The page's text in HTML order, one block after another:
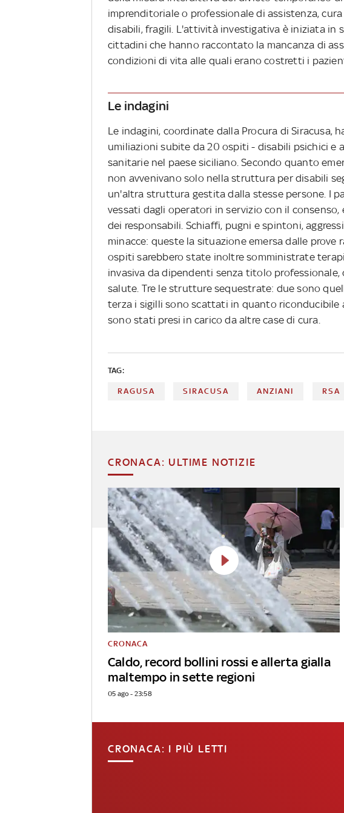
imprenditoriale o professionale di assistenza,
disabili, fragili. L'attività investigativa è iniziata in
cittadini che hanno raccontato la mancanza di
condizioni di vita alle quali erano costretti i
Le indagini
Le indagini, coordinate dalla Procura di Siracusa,
umiliazioni subite da 20 ospiti - disabili psichici e
sanitarie nel paese siciliano. Secondo quanto
non avvenivano solo nella struttura per disabili
un'altra struttura gestita dalla stesse persone. I
vessati dagli operatori in servizio con il
dei responsabili. Schiaffi, pugni e spintoni,
minacce: queste la situazione emersa dalle prove
ospiti sarebbero state inoltre somministrate
invasiva da dipendenti senza titolo
salute. Tre le strutture sequestrate: due sono
terza i sigilli sono scattati in quanto riconducibile
sono stati presi in carico da altre case di cura.
TAG:
RAGUSA SIRACUSA ANZIANI RSA
CRONACA: ULTIME NOTIZIE
Caldo, record bollini rossi e allerta gialla
maltempo in sette regioni
CRONACA
05 ago - 23:58
CRONACA: I PIÙ LETTI